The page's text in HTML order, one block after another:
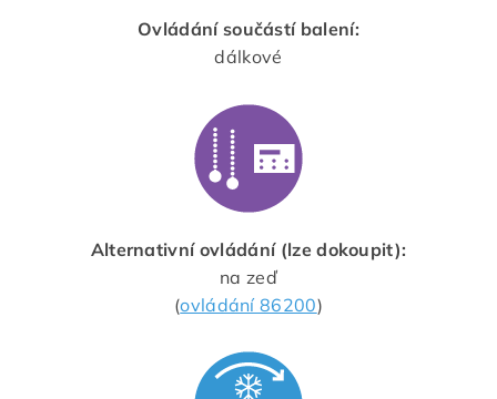
Ovládání součástí balení:
dálkové
Alternativní ovládání (lze dokoupit):
na zeď
(ovládání 86200)